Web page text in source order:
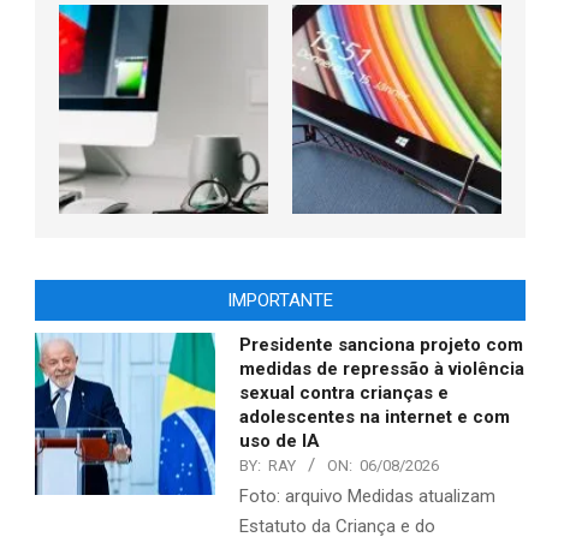
IMPORTANTE
Presidente sanciona projeto com
medidas de repressão à violência
sexual contra crianças e
adolescentes na internet e com
uso de IA
BY: RAY ON: 06/08/2026
Foto: arquivo Medidas atualizam
Estatuto da Criança e do